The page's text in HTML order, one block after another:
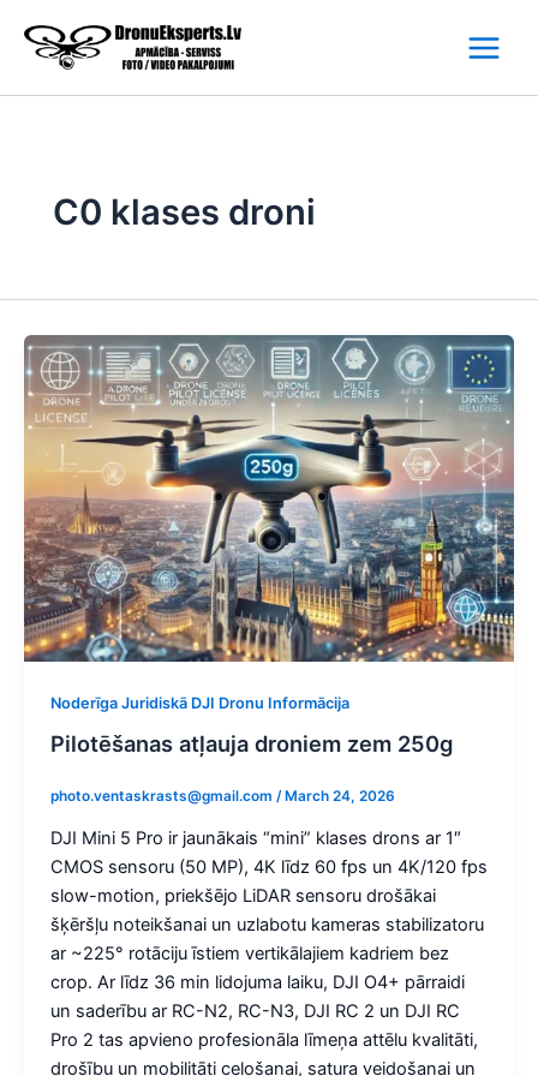
content
C0 klases droni
Noderīga Juridiskā DJI Dronu Informācija
Pilotēšanas atļauja droniem zem 250g
photo.ventaskrasts@gmail.com / March 24, 2026
DJI Mini 5 Pro ir jaunākais “mini” klases drons ar 1″
CMOS sensoru (50 MP), 4K līdz 60 fps un 4K/120 fps
slow-motion, priekšējo LiDAR sensoru drošākai
šķēršļu noteikšanai un uzlabotu kameras stabilizatoru
ar ~225° rotāciju īstiem vertikālajiem kadriem bez
crop. Ar līdz 36 min lidojuma laiku, DJI O4+ pārraidi
un saderību ar RC-N2, RC-N3, DJI RC 2 un DJI RC
Pro 2 tas apvieno profesionāla līmeņa attēlu kvalitāti,
drošību un mobilitāti ceļošanai, satura veidošanai un